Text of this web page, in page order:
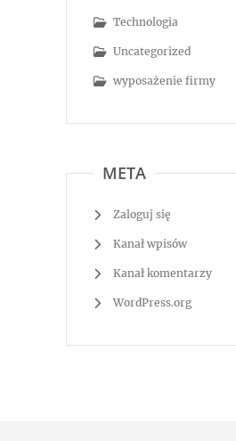
Technologia
Uncategorized
wyposażenie firmy
META
Zaloguj się
Kanał wpisów
Kanał komentarzy
WordPress.org